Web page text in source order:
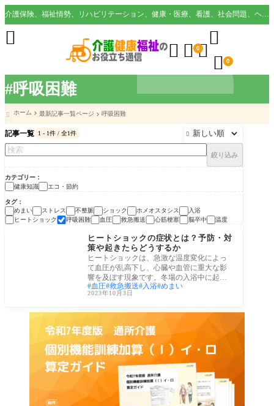
#呼吸困難
介護保険、福祉情勢、リハビリテーション、健康・医療、看護、社会問題、ヘルスケア業界など様々な切り口から役立つ情報を配信。
  0

 0

 ホーム 最新記事一覧ページ 呼吸困難
記事一覧 1 - 1件 / 全1件 
絞り込み
カテゴリー
健康知識
エコ・節約
タグ
めまい
ストレス 不整脈 ショック ホメオスタシス
入浴
ヒートショック
呼吸困難 血圧 救急搬送 心筋梗塞 脳卒中 温度
健康知識
ヒートショックの症状とは？予防・対
策や起きたらどうするか
ヒートショックは、急激な温度変化によっ
て血圧が乱高下し、心臓や血管に重大な影
響を及ぼす現象です。冬場の入浴中に起き
る溺死
血圧 救急搬送 入浴 めまい
2023年10月3日